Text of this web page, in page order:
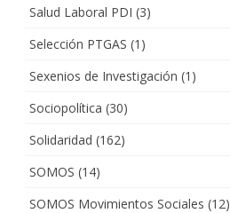
Salud Laboral PDI (3)
Selección PTGAS (1)
Sexenios de Investigación (1)
Sociopolítica (30)
Solidaridad (162)
SOMOS (14)
SOMOS Movimientos Sociales (12)